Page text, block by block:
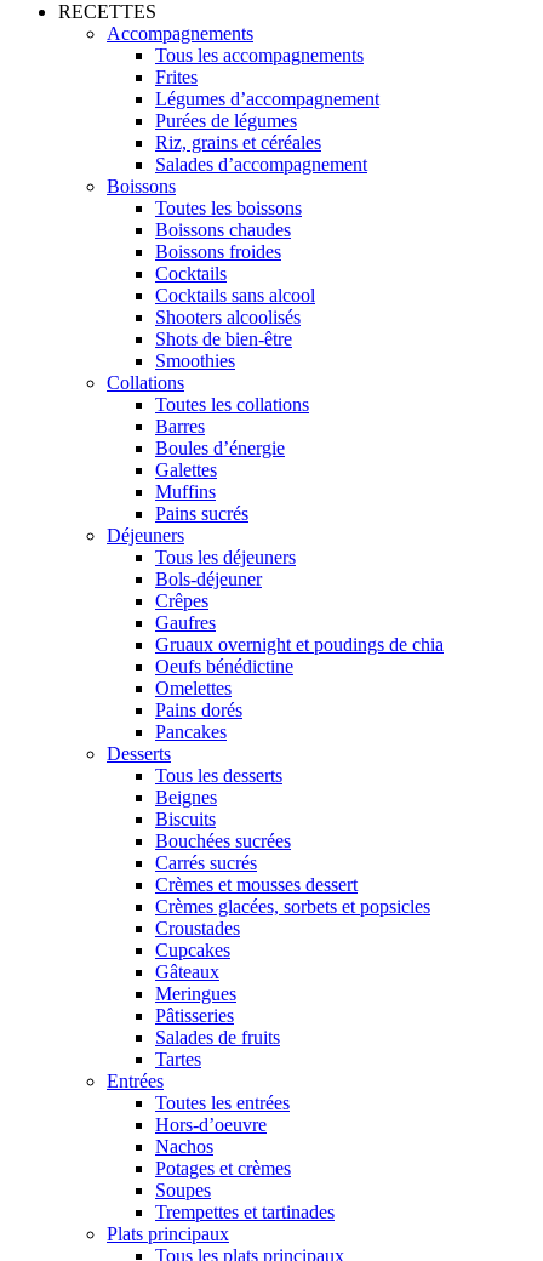
RECETTES
Accompagnements
Tous les accompagnements
Frites
Légumes d’accompagnement
Purées de légumes
Riz, grains et céréales
Salades d’accompagnement
Boissons
Toutes les boissons
Boissons chaudes
Boissons froides
Cocktails
Cocktails sans alcool
Shooters alcoolisés
Shots de bien-être
Smoothies
Collations
Toutes les collations
Barres
Boules d’énergie
Galettes
Muffins
Pains sucrés
Déjeuners
Tous les déjeuners
Bols-déjeuner
Crêpes
Gaufres
Gruaux overnight et poudings de chia
Oeufs bénédictine
Omelettes
Pains dorés
Pancakes
Desserts
Tous les desserts
Beignes
Biscuits
Bouchées sucrées
Carrés sucrés
Crèmes et mousses dessert
Crèmes glacées, sorbets et popsicles
Croustades
Cupcakes
Gâteaux
Meringues
Pâtisseries
Salades de fruits
Tartes
Entrées
Toutes les entrées
Hors-d’oeuvre
Nachos
Potages et crèmes
Soupes
Trempettes et tartinades
Plats principaux
Tous les plats principaux